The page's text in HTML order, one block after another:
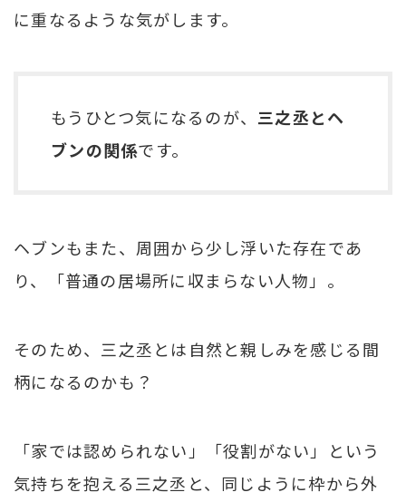
に重なるような気がします。
もうひとつ気になるのが、 三之丞とヘ
ブンの関係です。
ヘブンもまた、周囲から少し浮いた存在であ
り、「普通の居場所に収まらない人物」。
そのため、三之丞とは自然と親しみを感じる間
柄になるのかも？
「家では認められない」「役割がない」という
気持ちを抱える三之丞と、同じように枠から外